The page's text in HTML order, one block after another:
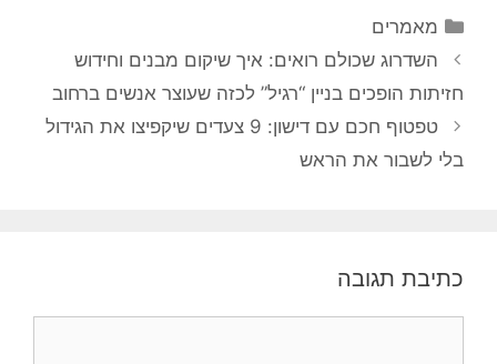
מאמרים
השדרוג שכולם רואים: איך שיקום מבנים וחידוש
חזיתות הופכים בניין “רגיל” לכזה שעוצר אנשים ברחוב
טפטוף חכם עם דישון: 9 צעדים שיקפיצו את הגידול
בלי לשבור את הראש
כתיבת תגובה